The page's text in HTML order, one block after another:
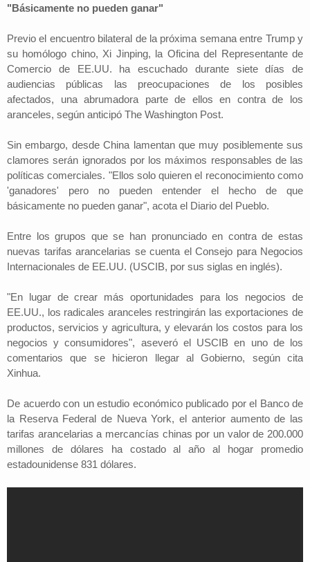
"Básicamente no pueden ganar"
Previo el encuentro bilateral de la próxima semana entre Trump y
su homólogo chino, Xi Jinping, la Oficina del Representante de
Comercio de EE.UU. ha escuchado durante siete días de
audiencias públicas las preocupaciones de los posibles
afectados, una abrumadora parte de ellos en contra de los
aranceles, según anticipó The Washington Post.
Sin embargo, desde China lamentan que muy posiblemente sus
clamores serán ignorados por los máximos responsables de las
políticas comerciales. "Ellos solo quieren el reconocimiento como
'ganadores' pero no pueden entender el hecho de que
básicamente no pueden ganar", acota el Diario del Pueblo.
Entre los grupos que se han pronunciado en contra de estas
nuevas tarifas arancelarias se cuenta el Consejo para Negocios
Internacionales de EE.UU. (USCIB, por sus siglas en inglés).
"En lugar de crear más oportunidades para los negocios de
EE.UU., los radicales aranceles restringirán las exportaciones de
productos, servicios y agricultura, y elevarán los costos para los
negocios y consumidores", aseveró el USCIB en uno de los
comentarios que se hicieron llegar al Gobierno, según cita
Xinhua.
De acuerdo con un estudio económico publicado por el Banco de
la Reserva Federal de Nueva York, el anterior aumento de las
tarifas arancelarias a mercancías chinas por un valor de 200.000
millones de dólares ha costado al año al hogar promedio
estadounidense 831 dólares.